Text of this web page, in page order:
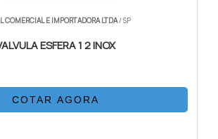
COMERCIAL E IMPORTADORA LTDA/ SP
ESFERA 1 2 INOX
COTAR AGORA